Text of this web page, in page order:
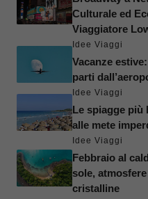
Culturale ed
Viaggiatore
Idee Viaggi
Vacanze
parti
Idee Viaggi
Le spiagge più
alle mete
Idee Viaggi
Febbraio al
sole,
cristalline